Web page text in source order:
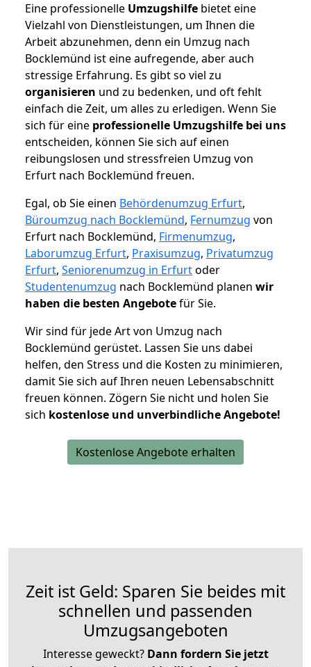
Eine professionelle Umzugshilfe bietet eine
Vielzahl von Dienstleistungen, um Ihnen die
Arbeit abzunehmen, denn ein Umzug nach
Bocklemünd ist eine aufregende, aber auch
stressige Erfahrung. Es gibt so viel zu
organisieren und zu bedenken, und oft fehlt
einfach die Zeit, um alles zu erledigen. Wenn Sie
sich für eine professionelle Umzugshilfe bei uns
entscheiden, können Sie sich auf einen
reibungslosen und stressfreien Umzug von
Erfurt nach Bocklemünd freuen.
Egal, ob Sie einen Behördenumzug Erfurt,
Büroumzug nach Bocklemünd, Fernumzug von
Erfurt nach Bocklemünd, Firmenumzug,
Laborumzug Erfurt, Praxisumzug, Privatumzug
Erfurt, Seniorenumzug in Erfurtoder
Studentenumzug nach Bocklemünd planen wir
haben die besten Angebotefür Sie.
Wir sind für jede Art von Umzug nach
Bocklemünd gerüstet. Lassen Sie uns dabei
helfen, den Stress und die Kosten zu minimieren,
damit Sie sich auf Ihren neuen Lebensabschnitt
freuen können. Zögern Sie nicht und holen Sie
sich kostenlose und unverbindliche Angebote!
Kostenlose Angebote erhalten
Zeit ist Geld: Sparen Sie beides mit
schnellen und passenden
Umzugsangeboten
Interesse geweckt? Dann fordern Sie jetzt